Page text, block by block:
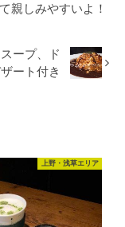
親しみやすいよ！
ープ、ド
ート付き
上野・浅草エリア